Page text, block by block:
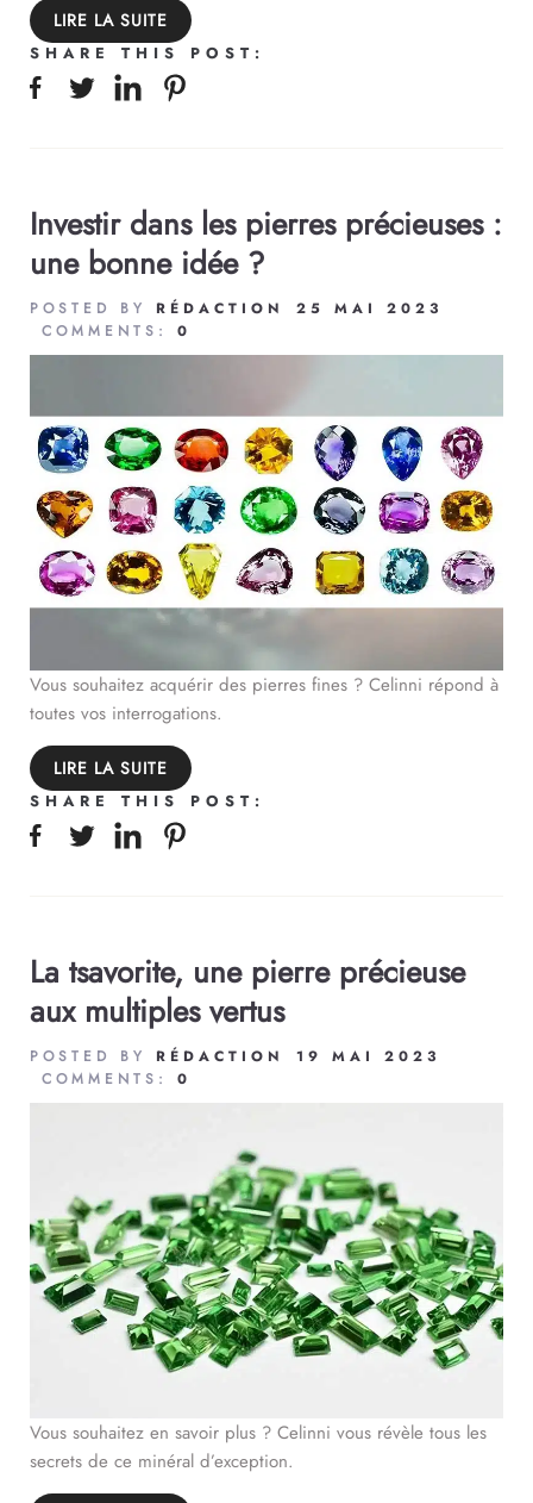
LIRE LA SUITE
SHARE THIS POST:
Investir dans les pierres précieuses :
une bonne idée ?
POSTED BY RÉDACTION
25 MAI 2023
COMMENTS: 0
Vous souhaitez acquérir des pierres fines ? Celinni répond à
toutes vos interrogations.
LIRE LA SUITE
SHARE THIS POST:
La tsavorite, une pierre précieuse
aux multiples vertus
POSTED BY RÉDACTION
19 MAI 2023
COMMENTS: 0
Vous souhaitez en savoir plus ? Celinni vous révèle tous les
secrets de ce minéral d’exception.